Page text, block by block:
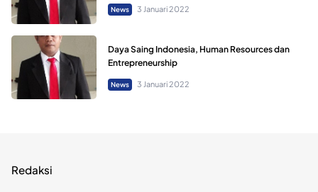
News 3 Januari 2022
Daya Saing Indonesia, Human Resources dan
Entrepreneurship
News 3 Januari 2022
Redaksi